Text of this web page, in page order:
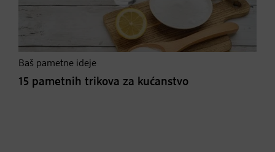
Baš pametne ideje
15 pametnih trikova za kućanstvo